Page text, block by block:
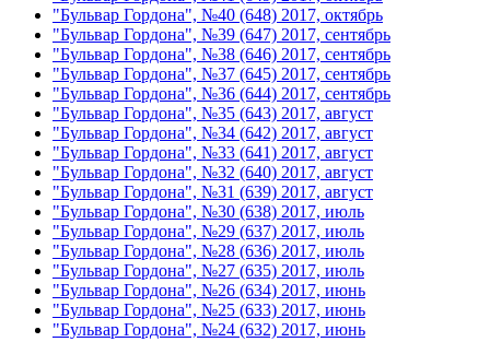
"Бульвар Гордона", №40 (648) 2017, октябрь
"Бульвар Гордона", №39 (647) 2017, сентябрь
"Бульвар Гордона", №38 (646) 2017, сентябрь
"Бульвар Гордона", №37 (645) 2017, сентябрь
"Бульвар Гордона", №36 (644) 2017, сентябрь
"Бульвар Гордона", №35 (643) 2017, август
"Бульвар Гордона", №34 (642) 2017, август
"Бульвар Гордона", №33 (641) 2017, август
"Бульвар Гордона", №32 (640) 2017, август
"Бульвар Гордона", №31 (639) 2017, август
"Бульвар Гордона", №30 (638) 2017, июль
"Бульвар Гордона", №29 (637) 2017, июль
"Бульвар Гордона", №28 (636) 2017, июль
"Бульвар Гордона", №27 (635) 2017, июль
"Бульвар Гордона", №26 (634) 2017, июнь
"Бульвар Гордона", №25 (633) 2017, июнь
"Бульвар Гордона", №24 (632) 2017, июнь